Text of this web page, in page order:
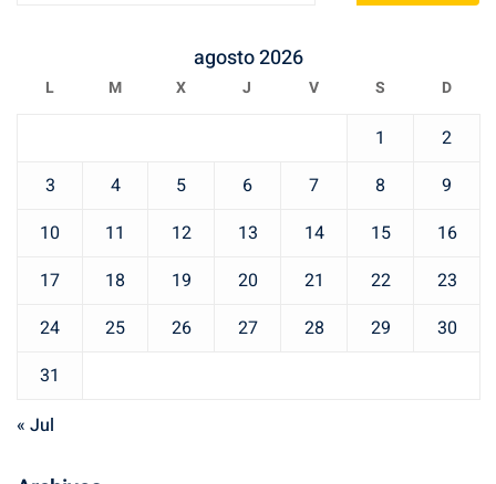
agosto 2026
L M X J V S D
1
2
3
4 5 6 7 8
9
10
11 12 13 14 15
16
17
18 19 20 21 22
23
24
25 26 27 28 29
30
31
« Jul